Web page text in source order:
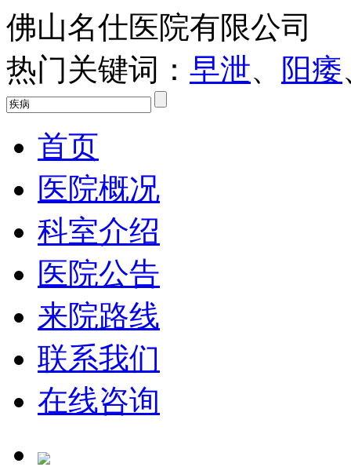
佛山名仕医院有限公司
热门关键词： 早泄、 阳痿
首页
医院概况
科室介绍
医院公告
来院路线
联系我们
在线咨询